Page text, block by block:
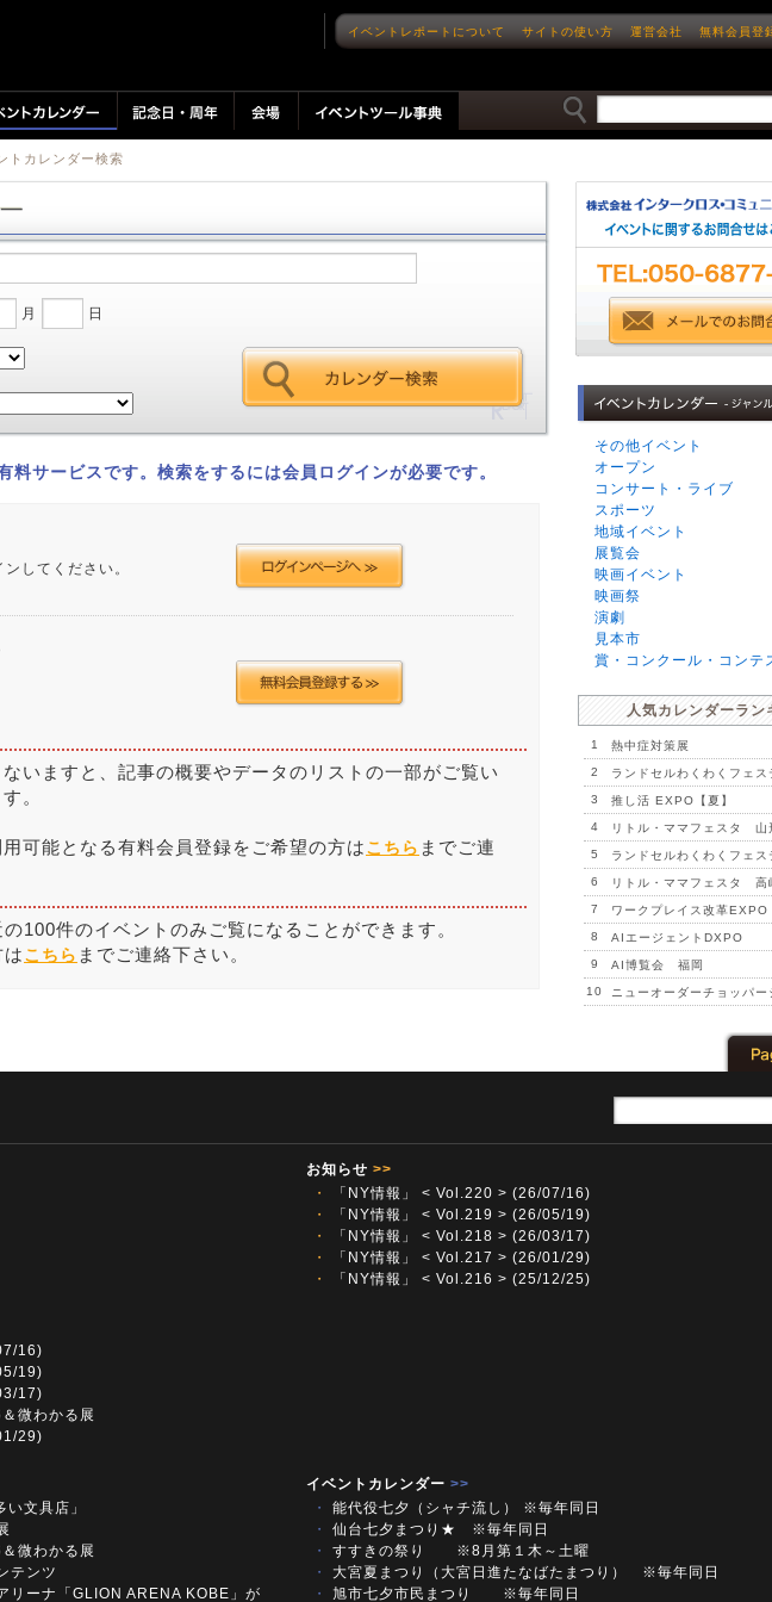
イベントレポートについて サイトの使い方 運営会社 無料会員登
トカレンダー検索
月 日
料サービスです。検索をするには会員ログインが必要です。
してください。
いますと、記事の概要やデータのリストの一部がご覧い
。
可能となる有料会員登録をご希望の方はこちら までご連
100件のイベントのみご覧になることができます。
こちら までご連絡下さい。
その他イベント
オープン
コンサート・ライブ
スポーツ
地域イベント
展覧会
映画イベント
映画祭
演劇
見本市
賞・コンクール・コンテ
人気カレンダーラン
1
熱中症対策展
2
ランドセルわくわくフェ
3
推し活 EXPO【夏】
4
リトル・ママフェスタ 山
5
ランドセルわくわくフェ
6
リトル・ママフェスタ 高
7
ワークプレイス改革EXPO
8
AIエージェントDXPO
9
AI博覧会 福岡
10
ニューオーダーチョッパ
お知らせ >>
・
「NY情報」 < Vol.220 > (26/07/16)
・
「NY情報」 < Vol.219 > (26/05/19)
・
「NY情報」 < Vol.218 > (26/03/17)
・
「NY情報」 < Vol.217 > (26/01/29)
・
「NY情報」 < Vol.216 > (25/12/25)
16)
19)
17)
微わかる展
29)
文具店」
微わかる展
テンツ
リーナ「GLION ARENA KOBE」が
イベントカレンダー >>
・
能代役七夕（シャチ流し） ※毎年同日
・
仙台七夕まつり★ ※毎年同日
・
すすきの祭り ※8月第１木～土曜
・
大宮夏まつり（大宮日進たなばたまつり） ※毎年同日
・
旭市七夕市民まつり ※毎年同日